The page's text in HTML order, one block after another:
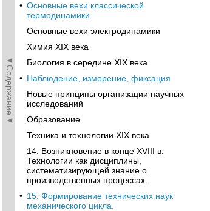
◄Содержание◄
• Основные вехи классической
термодинамики
Основные вехи электродинамики
Химия XIX века
Биология в середине XIX века
• Наблюдение, измерение, фиксация
Новые принципы организации научных
исследований
Образование
Техника и технологии XIX века
14. Возникновение в конце XVIII в.
Технологии как дисциплины,
систематизирующей знание о
производственных процессах.
• 15. Формирование технических наук
механического цикла.